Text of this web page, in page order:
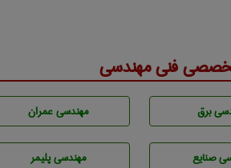
فنی مهندسی
برق مهندسی عمران
صنايع مهندسی پليمر